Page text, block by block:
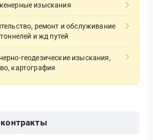
изыскания
ремонт и обслуживание
и жд путей
геодезические изыскания,
картография